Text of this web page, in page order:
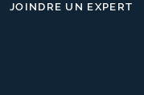
JOINDRE UN EXPERT